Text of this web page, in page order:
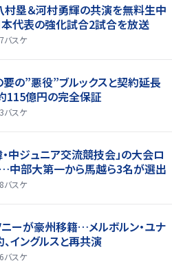
村塁＆河村勇輝の共演を無料生中
代表の強化試合2試合を放送
バスケ
要の”悪役”ブルックスと契約延長
115億円の完全保証
バスケ
・中ジュニア交流競技会」の大会ロ
中部大第一から馬越ら3名が選出
バスケ
ニーが豪州移籍…メルボルン・ユナ
イングルスと再共演
バスケ